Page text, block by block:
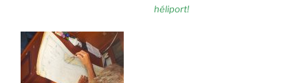
héliport!